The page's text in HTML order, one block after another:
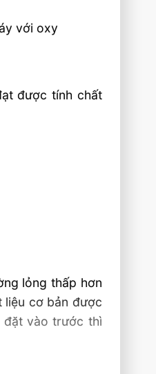
với oxy
được tính chất
lỏng thấp hơn
liệu cơ bản được
đặt vào trước thì